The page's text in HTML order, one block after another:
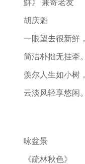
鮮》 兼寄老友
胡庆魁
一眼望去很新鮮，
简洁朴拙无挂牵。
羡尔人生如小树，
云淡风轻享悠闲。
咏盆景
《疏林秋色》